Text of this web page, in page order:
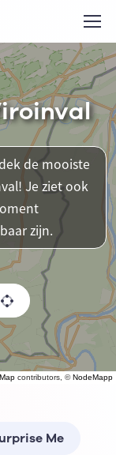
contributors, ©NodeMapp
de mooiste
Je ziet ook
zijn.
Me